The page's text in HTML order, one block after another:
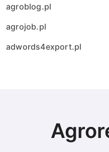
agroblog.pl
agrojob.pl
adwords4export.pl